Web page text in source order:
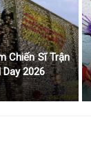
Chiến Sĩ Trận
2026